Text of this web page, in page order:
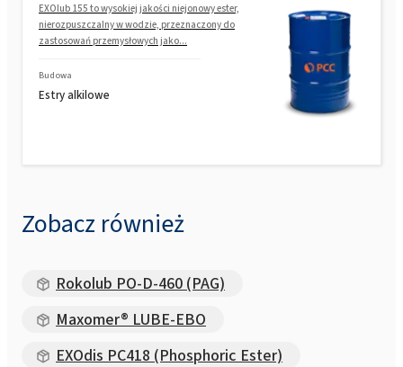
EXOlub 155 to wysokiej jakości niejonowy ester,
nierozpuszczalny w wodzie, przeznaczony do
zastosowań przemysłowych jako...
Budowa
Estry alkilowe
Zobacz również
Rokolub PO-D-460 (PAG)
Maxomer® LUBE-EBO
EXOdis PC418 (Phosphoric Ester)